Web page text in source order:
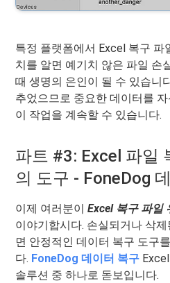
특정 플랫폼에서 Excel 복구 파
치를 알면 예기치 않은 파일 손
때 생명의 은인이 될 수 있습니
추었으므로 중요한 데이터를
이 작업을 계속할 수 있습니다.
파트 #3: Excel 파일
의 도구 - FoneDog
이제 여러분이Excel 복구 파일
이야기합시다. 손실되거나 삭
면 안정적인 데이터 복구 도구
다. FoneDog 데이터 복구
솔루션 중 하나로 돋보입니다.